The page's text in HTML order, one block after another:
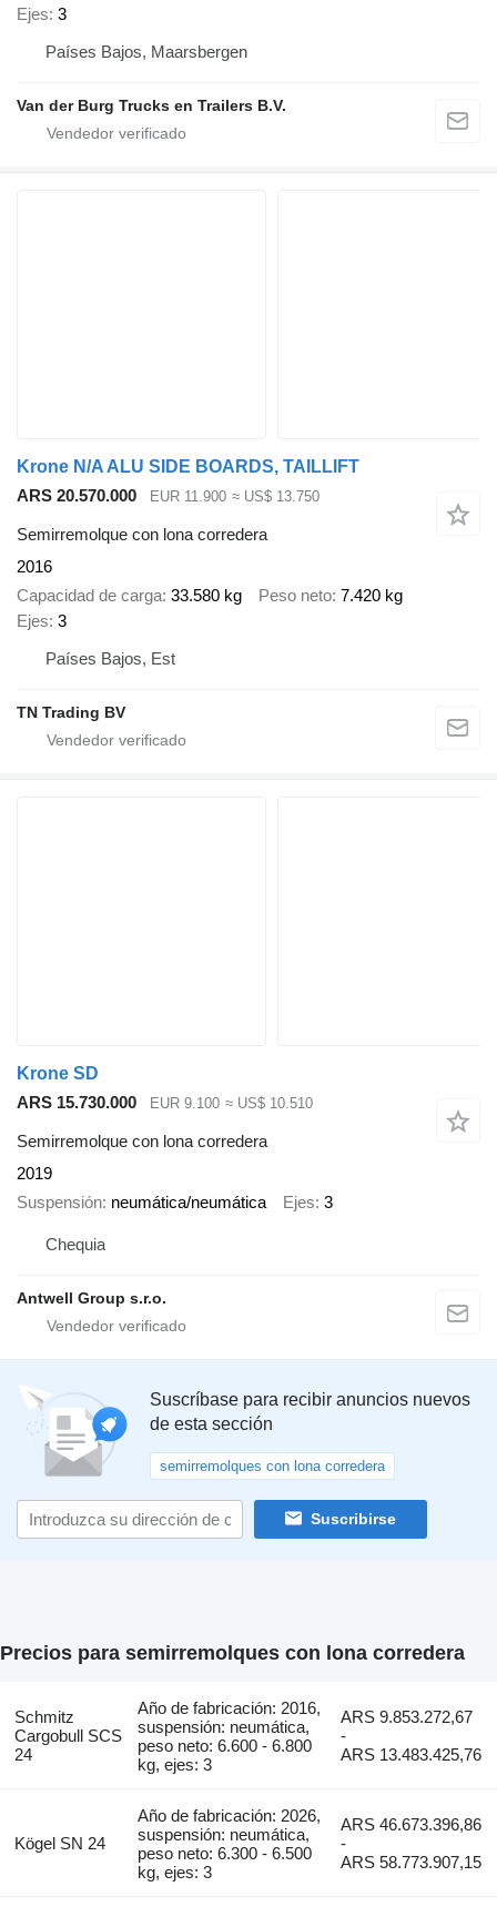
Ejes 3
Países Bajos, Maarsbergen
Van der Burg Trucks en Trailers B.V.
Krone N/A ALU SIDE BOARDS, TAILLIFT
ARS 20.570.000
EUR 11.900 ≈ US$ 13.750
Semirremolque con lona corredera
2016
Capacidad de carga 33.580 kg Peso neto 7.420 kg
Ejes 3
Países Bajos, Est
TN Trading BV
Krone SD
ARS 15.730.000
EUR 9.100 ≈ US$ 10.510
Semirremolque con lona corredera
2019
Suspensión neumática/neumática Ejes 3
Chequia
Antwell Group s.r.o.
Suscríbase para recibir anuncios nuevos
de esta sección
semirremolques con lona corredera
Suscribirse
Precios para semirremolques con lona corredera
Schmitz
Cargobull SCS
24
Año de fabricación: 2016,
suspensión: neumática,
peso neto: 6.600 - 6.800
kg, ejes: 3
ARS 9.853.272,67
-
ARS 13.483.425,76
Kögel SN 24
Año de fabricación: 2026,
suspensión: neumática,
peso neto: 6.300 - 6.500
kg, ejes: 3
ARS 46.673.396,86
-
ARS 58.773.907,15